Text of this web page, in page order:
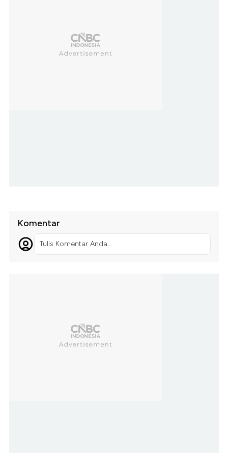
Komentar
Tulis Komentar Anda...